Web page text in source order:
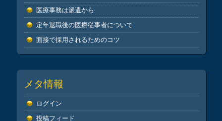
医療事務は派遣から
定年退職後の医療従事者について
面接で採用されるためのコツ
メタ情報
ログイン
投稿フィード